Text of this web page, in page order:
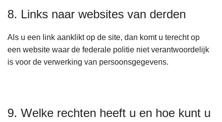
8. Links naar websites van derden
Als u een link aanklikt op de site, dan komt u terecht op
een website waar de federale politie niet verantwoordelijk
is voor de verwerking van persoonsgegevens.
9. Welke rechten heeft u en hoe kunt u